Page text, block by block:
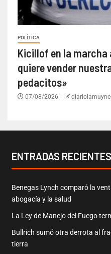
POLÍTICA
Kicillof en la marcha
quiere vender
pedacitos»
07/08/2026
ENTRADAS RECIENTES
Benegas Lynch comparó la
abogacía y la salud
La Ley de Manejo del Fuego
Bullrich sumó otra derrota al
tierra